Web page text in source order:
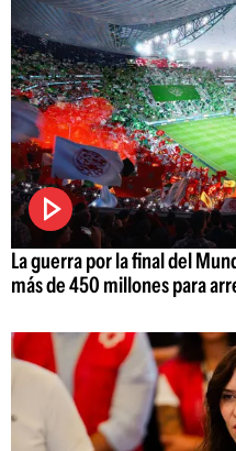
La guerra por la final del
más de 450 millones para